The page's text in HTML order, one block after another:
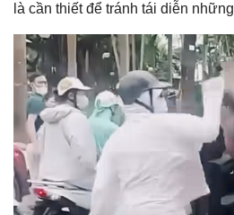
là cần thiết để tránh tái diễn